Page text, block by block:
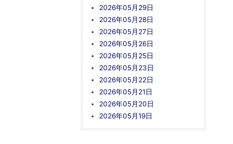
2026年05月29日
2026年05月28日
2026年05月27日
2026年05月26日
2026年05月25日
2026年05月23日
2026年05月22日
2026年05月21日
2026年05月20日
2026年05月19日